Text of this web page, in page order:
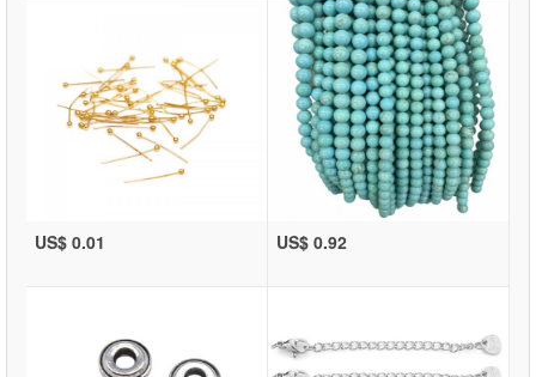
US$ 0.01 US$ 0.92